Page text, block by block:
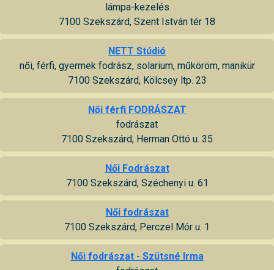
lámpa-kezelés
7100 Szekszárd, Szent István tér 18
NETT Stúdió
női, férfi, gyermek fodrász, solarium, műköröm, manikür
7100 Szekszárd, Kölcsey ltp. 23
Női férfi FODRÁSZAT
fodrászat
7100 Szekszárd, Herman Ottó u. 35
Női Fodrászat
7100 Szekszárd, Széchenyi u. 61
Női fodrászat
7100 Szekszárd, Perczel Mór u. 1
Női fodrászat - Szütsné Irma